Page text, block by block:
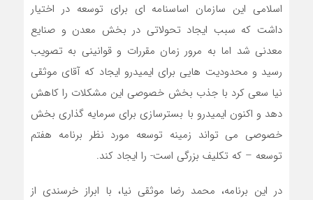
اسلامی این سازمان اساسنامه ای برای توسعه در اختیار
داشت که سبب ایجاد تحولاتی در بخش معدن و صنایع
معدنی شد اما به مرور زمان مقررات و قوانینی به تصویب
رسید و محدودیت هایی برای ایمیدرو ایجاد که آقای موثقی
نیا سعی کرد با جذب بخش خصوصی این مشکلات را کاهش
دهد و اکنون ایمیدرو با بسترسازی برای سرمایه گذاری بخش
خصوصی می تواند زمینه توسعه مورد نظر برنامه هفتم
توسعه – که تکلیف بزرگی است- را ایجاد کند.
در این برنامه، محمد رضا موثقی نیا، با ابراز خرسندی از